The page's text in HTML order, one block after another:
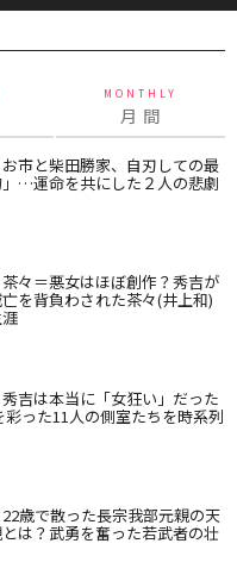
MONTHLY
月 間
お市と柴田勝家、自刃しての最
…運命を共にした２人の悲劇
茶々＝悪女はほぼ創作？秀吉が
を背負わされた茶々(井上和)
秀吉は本当に「女狂い」だった
彩った11人の側室たちを時系列
22歳で散った長宗我部元親の天
は？武勇を奮った若武者の壮